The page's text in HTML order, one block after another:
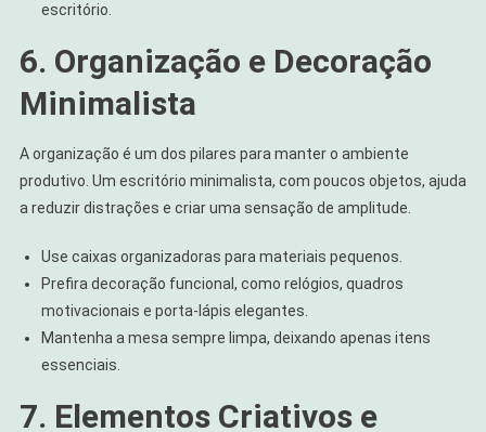
escritório.
6. Organização e Decoração
Minimalista
A organização é um dos pilares para manter o ambiente
produtivo. Um escritório minimalista, com poucos objetos, ajuda
a reduzir distrações e criar uma sensação de amplitude.
Use caixas organizadoras para materiais pequenos.
Prefira decoração funcional, como relógios, quadros
motivacionais e porta-lápis elegantes.
Mantenha a mesa sempre limpa, deixando apenas itens
essenciais.
7. Elementos Criativos e